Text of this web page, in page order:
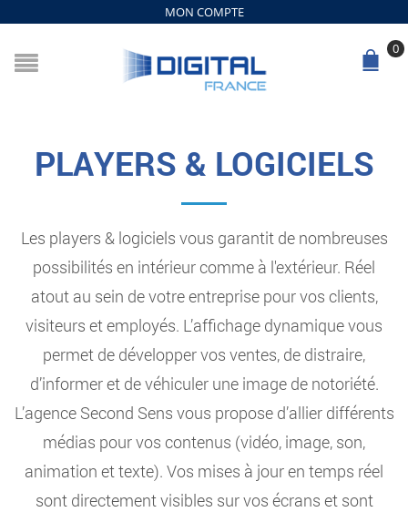
MON COMPTE
0
PLAYERS & LOGICIELS
Les players & logiciels vous garantit de nombreuses
possibilités en intérieur comme à l'extérieur. Réel
atout au sein de votre entreprise pour vos clients,
visiteurs et employés. L’affichage dynamique vous
permet de développer vos ventes, de distraire,
d’informer et de véhiculer une image de notoriété.
L’agence Second Sens vous propose d’allier différents
médias pour vos contenus (vidéo, image, son,
animation et texte). Vos mises à jour en temps réel
sont directement visibles sur vos écrans et sont